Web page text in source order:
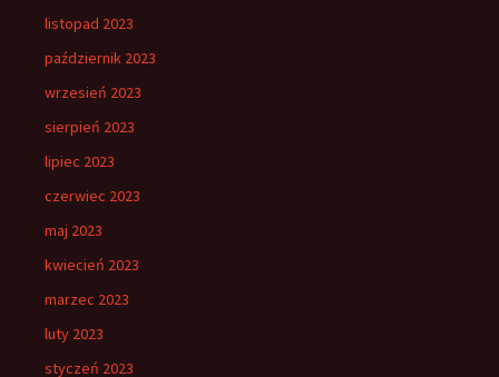
listopad 2023
październik 2023
wrzesień 2023
sierpień 2023
lipiec 2023
czerwiec 2023
maj 2023
kwiecień 2023
marzec 2023
luty 2023
styczeń 2023